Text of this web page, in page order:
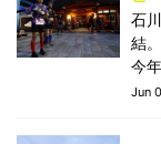
石
結
今
Jun